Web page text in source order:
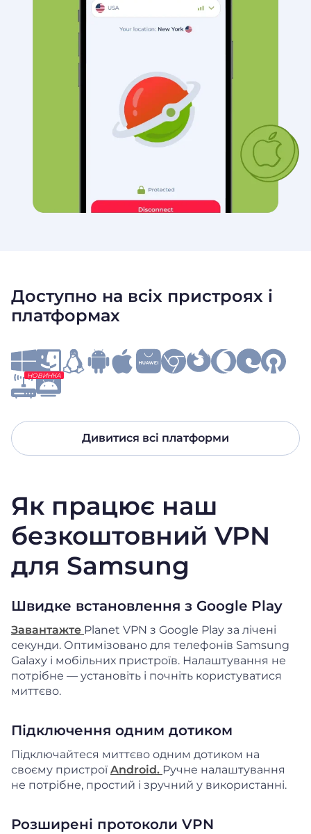
Доступно на всіх пристроях і
платформах
НОВИНКА
Дивитися всі платформи
Як працює наш
безкоштовний VPN
для Samsung
Швидке встановлення з Google Play
Завантажте Planet VPN з Google Play за лічені
секунди. Оптимізовано для телефонів Samsung
Galaxy і мобільних пристроїв. Налаштування не
потрібне — установіть і почніть користуватися
миттєво.
Підключення одним дотиком
Підключайтеся миттєво одним дотиком на
своєму пристрої Android. Ручне налаштування
не потрібне, простий і зручний у використанні.
Розширені протоколи VPN